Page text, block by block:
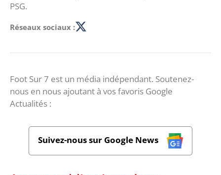
PSG.
Réseaux sociaux :
Foot Sur 7 est un média indépendant. Soutenez-
nous en nous ajoutant à vos favoris Google
Actualités :
Suivez-nous sur Google News